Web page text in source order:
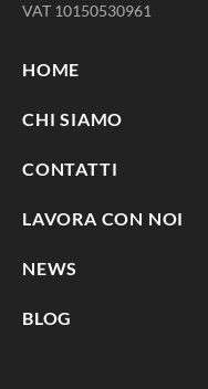
VAT 10150530961
HOME
CHI SIAMO
CONTATTI
LAVORA CON NOI
NEWS
BLOG